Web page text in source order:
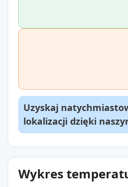
Uzyskaj
lokalizacji dzięki
Wykres